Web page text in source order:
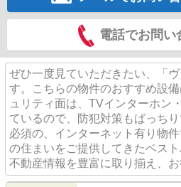
電話でお問い
ぜひ一度見ていただきたい、「
す。こちらの物件のおすすめ設
ュリティ面は、TVインターホン
ているので、防犯対策もばっち
必須の、インターネット有り物
の住まいをご提供してきたベス
不動産情報を豊富に取り揃え、お